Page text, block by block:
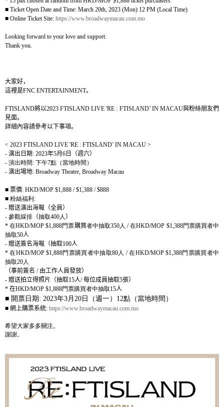
■ Ticket Open Date and Time: March 20th, 2023 (Mon) 12 PM (Local Time)
■ Online Ticket Site: https://www.broadwaymacau.com.mo
Looking forward to your love and support.
Thank you.
大家好，
這裡是FNC ENTERTAINMENT。
FTISLAND將以2023 FTISLAND LIVE 'RE : FTISLAND’ IN MACAU與粉絲朋友們
見面。
詳細內容請參考以下事項。
< 2023 FTISLAND LIVE 'RE : FTISLAND’ IN MACAU >
- 演出日期: 2023年5月 6 日（週六）
- 演出時間: 下午7點（當地時間）
- 演出場地: Broadway Theatre, Broadway Macau
■ 票價: HKD/MOP $1,888 / $1,388 / $888
■ 粉絲福利 :
- 贈送演出海報（全員）
- 參觀綵排 （抽取400人）
*在HKD/MOP $1,888門票購買者中抽取350人/在HKD/MOP $1,388門票購買者中
抽取50人
- 贈送簽名海報（抽取100人
*在HKD/MOP $1,888門票購買者中抽取80人/在HKD/MOP $1,388門票購買者中
抽取20人
（事前簽名 / 由工作人員發放）
- 贈送拍立得照片（抽取15人/每位成員抽取5張）
* 在HKD/MOP $1,888門票購買者中抽取15人
■ 開票日期: 2023年3月20日（週一）12點（當地時間）
■ 網上購票系統: https://www.broadwaymacau.com.mo
希望大家多多關注。
謝謝。